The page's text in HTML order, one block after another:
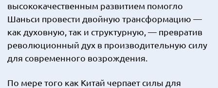
высококачественным развитием помогло
Шаньси провести двойную трансформацию —
как духовную, так и структурную, — превратив
революционный дух в производительную силу
для современного возрождения.
По мере того как Китай черпает силы для